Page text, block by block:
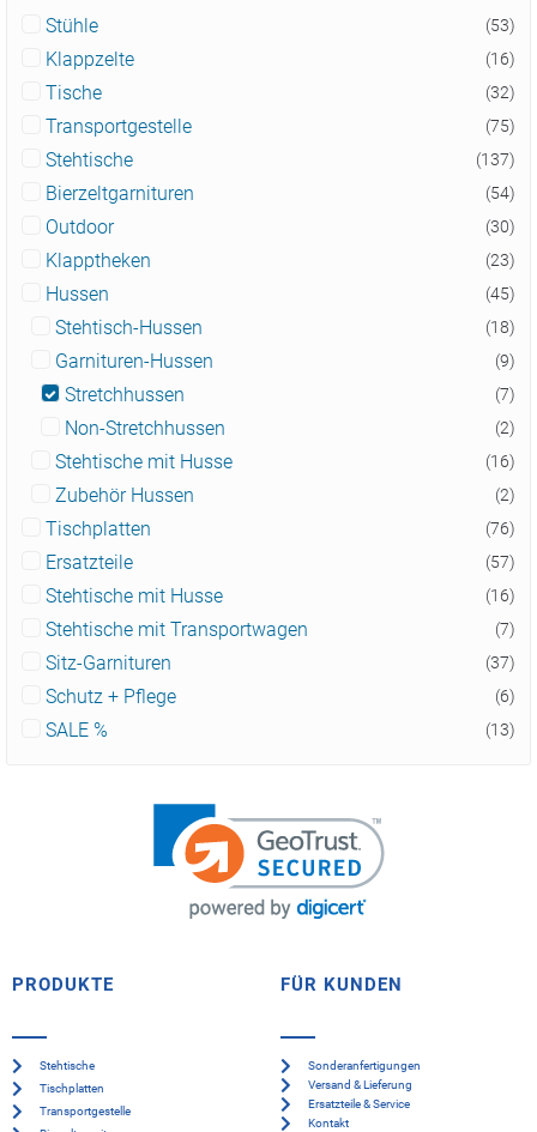
Stühle (53)
Klappzelte (16)
Tische (32)
Transportgestelle (75)
Stehtische (137)
Bierzeltgarnituren (54)
Outdoor (30)
Klapptheken (23)
Hussen (45)
Stehtisch-Hussen (18)
Garnituren-Hussen (9)
Stretchhussen (7)
Non-Stretchhussen (2)
Stehtische mit Husse (16)
Zubehör Hussen (2)
Tischplatten (76)
Ersatzteile (57)
Stehtische mit Husse (16)
Stehtische mit Transportwagen (7)
Sitz-Garnituren (37)
Schutz + Pflege (6)
SALE % (13)
PRODUKTE
Stehtische
Tischplatten
Transportgestelle
FÜR KUNDEN
Sonderanfertigungen
Versand & Lieferung
Ersatzteile & Service
Kontakt